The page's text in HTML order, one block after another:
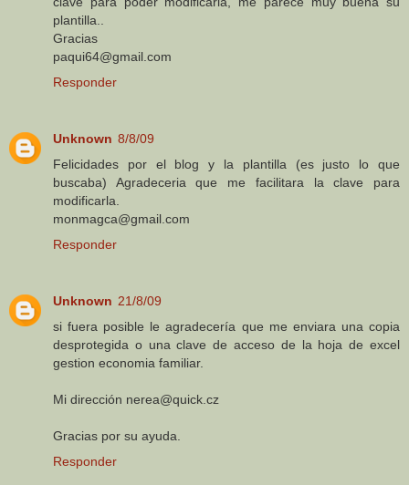
plantilla..
Gracias
paqui64@gmail.com
Responder
Unknown 8/8/09
Felicidades por el blog y la plantilla (es justo lo que
buscaba) Agradeceria que me facilitara la clave para
modificarla.
monmagca@gmail.com
Responder
Unknown 21/8/09
si fuera posible le agradecería que me enviara una copia
desprotegida o una clave de acceso de la hoja de excel
gestion economia familiar.
Mi dirección nerea@quick.cz
Gracias por su ayuda.
Responder